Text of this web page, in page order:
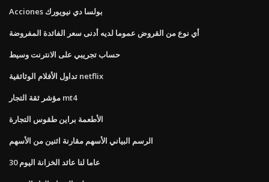
Acciones بولسا دي نيويورك
أي نوع من القروض عموما لديه أدنى سعر الفائدة المفروضة
حساب تجريبي على الانترنت وسيط
تداول الأفلام الوثائقية netflix
مؤشر ثقة التجار mt4
الأطعمة براين طقوس التجارة
الرسم البياني الأسهم مقارنة اثنين من الأسهم
30 عاما لنا عائد الخزانة اليوم